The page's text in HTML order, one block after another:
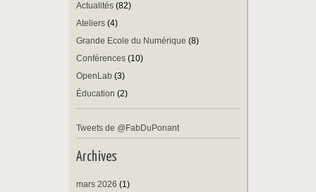
Actualités (82)
Ateliers (4)
Grande Ecole du Numérique (8)
Conférences (10)
OpenLab (3)
Éducation (2)
Tweets de @FabDuPonant
Archives
mars 2026 (1)